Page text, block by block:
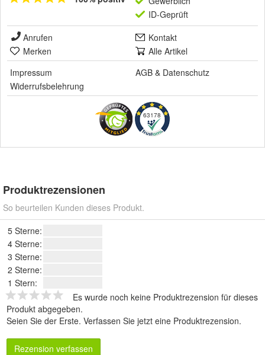
ID-Geprüft
Anrufen
Kontakt
Merken
Alle Artikel
Impressum
AGB & Datenschutz
Widerrufsbelehrung
63178
Produktrezensionen
So beurteilen Kunden dieses Produkt.
5 Sterne:
4 Sterne:
3 Sterne:
2 Sterne:
1 Stern:
Es wurde noch keine Produktrezension für dieses
Produkt abgegeben.
Seien Sie der Erste. Verfassen Sie jetzt eine Produktrezension.
Rezension verfassen